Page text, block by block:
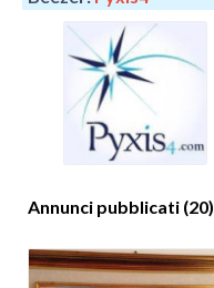
Annunci pubblicati